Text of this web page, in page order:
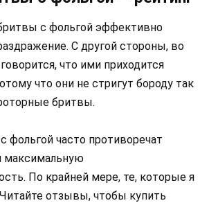
с фольгой эффективно
С другой стороны, во
что ими приходится
что они не стригут бороду так
бритвы.
фольгой часто противоречат
максимальную
По крайней мере, те, которые я
отзывы, чтобы купить